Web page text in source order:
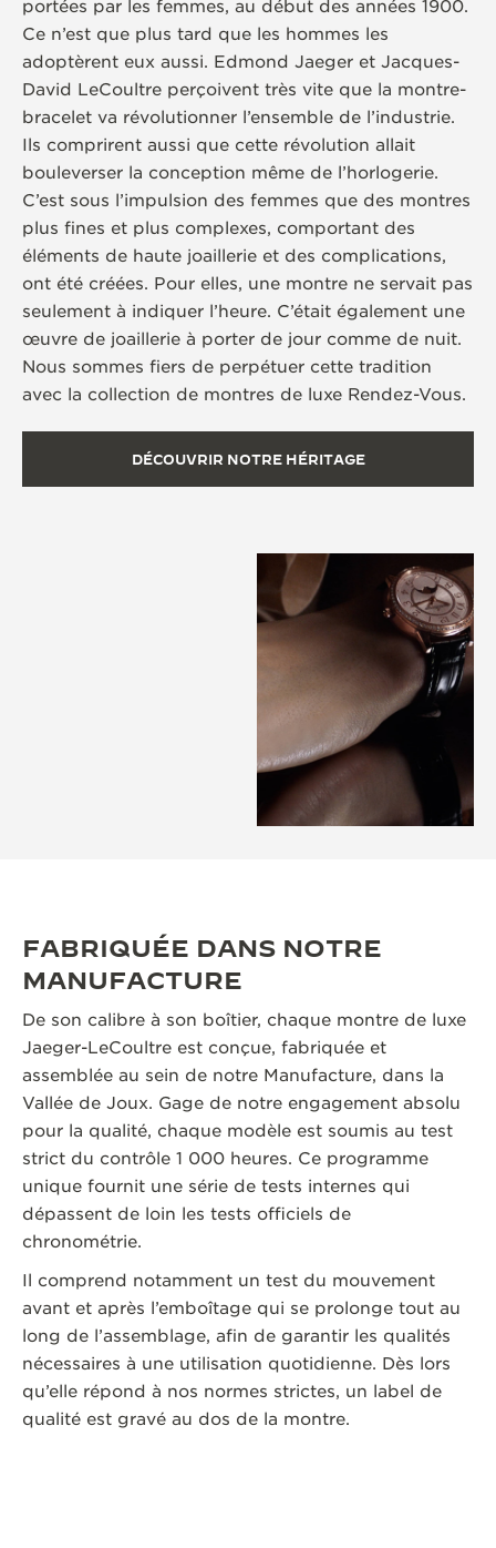
portées par les femmes, au début des années 1900.
Ce n’est que plus tard que les hommes les
adoptèrent eux aussi. Edmond Jaeger et Jacques-
David LeCoultre perçoivent très vite que la montre-
bracelet va révolutionner l’ensemble de l’industrie.
Ils comprirent aussi que cette révolution allait
bouleverser la conception même de l’horlogerie.
C’est sous l’impulsion des femmes que des montres
plus fines et plus complexes, comportant des
éléments de haute joaillerie et des complications,
ont été créées. Pour elles, une montre ne servait pas
seulement à indiquer l’heure. C’était également une
œuvre de joaillerie à porter de jour comme de nuit.
Nous sommes fiers de perpétuer cette tradition
avec la collection de montres de luxe Rendez-Vous.
DÉCOUVRIR NOTRE HÉRITAGE
FABRIQUÉE DANS NOTRE
MANUFACTURE
De son calibre à son boîtier, chaque montre de luxe
Jaeger-LeCoultre est conçue, fabriquée et
assemblée au sein de notre Manufacture, dans la
Vallée de Joux. Gage de notre engagement absolu
pour la qualité, chaque modèle est soumis au test
strict du contrôle 1 000 heures. Ce programme
unique fournit une série de tests internes qui
dépassent de loin les tests officiels de
chronométrie.
Il comprend notamment un test du mouvement
avant et après l’emboîtage qui se prolonge tout au
long de l’assemblage, afin de garantir les qualités
nécessaires à une utilisation quotidienne. Dès lors
qu’elle répond à nos normes strictes, un label de
qualité est gravé au dos de la montre.